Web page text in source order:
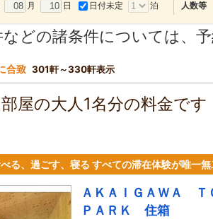
月 日 日付未定 泊 人数等
どの諸条件については、
合致 301軒～330軒表示
屋の大人1名分の料金で
べる、過ごす、寝る すべての滞在体験が唯一
ＡＫＡＩＧＡＷＡ
ＰＡＲＫ 住箱